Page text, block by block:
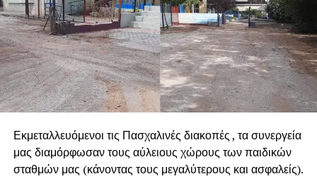
Εκμεταλλευόμενοι τις Πασχαλινές διακοπές , τα συνεργεία
μας διαμόρφωσαν τους αύλειους χώρους των παιδικών
σταθμών μας (κάνοντας τους μεγαλύτερους και ασφαλείς).